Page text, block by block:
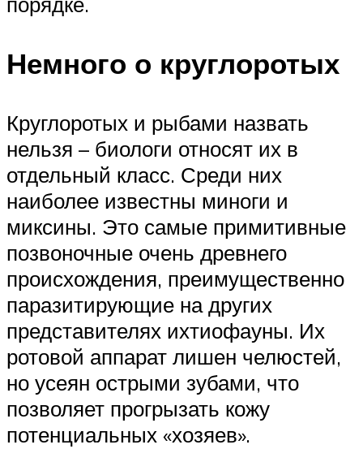
Немного о круглоротых
Круглоротых и рыбами назвать
нельзя – биологи относят их в
отдельный класс. Среди них
наиболее известны миноги и
миксины. Это самые примитивные
позвоночные очень древнего
происхождения, преимущественно
паразитирующие на других
представителях ихтиофауны. Их
ротовой аппарат лишен челюстей,
но усеян острыми зубами, что
позволяет прогрызать кожу
потенциальных «хозяев».